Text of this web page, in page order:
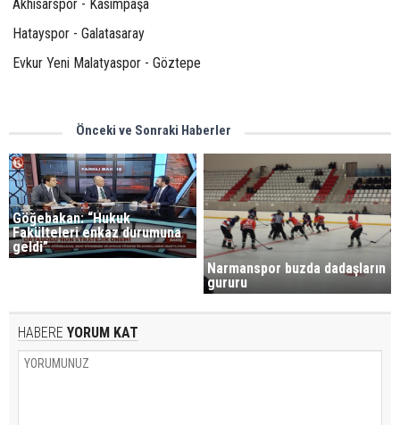
Akhisarspor - Kasımpaşa
Hatayspor - Galatasaray
Evkur Yeni Malatyaspor - Göztepe
Önceki ve Sonraki Haberler
Göğebakan: “Hukuk
Fakülteleri enkaz durumuna
geldi”
Narmanspor buzda dadaşların
gururu
HABERE YORUM KAT